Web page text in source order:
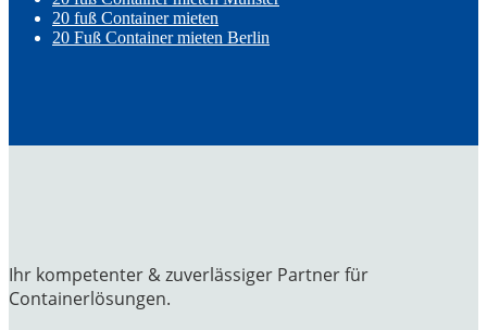
20 fuß Container mieten
20 Fuß Container mieten Berlin
Ihr kompetenter & zuverlässiger Partner für
Containerlösungen.